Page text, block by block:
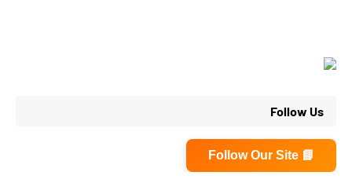
Follow Us
📘 Follow Our Site